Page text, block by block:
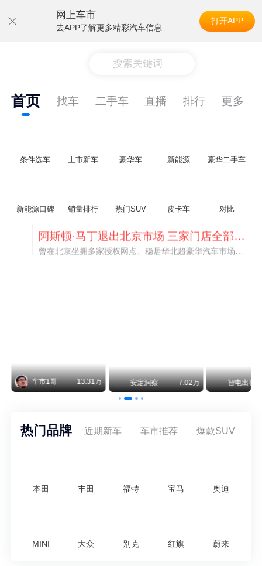
网上车市
去APP了解更多精彩汽车信息
打开APP
搜索关键词
首页 找车 二手车 直播 排行 更多
条件选车 上市新车 豪华车 新能源 豪华二手车
新能源口碑 销量排行 热门SUV 皮卡车 对比
万 智电出行 8.54万 智电出行 8.18万 智电出
热门品牌 近期新车 车市推荐 爆款SUV
本田 丰田 福特 宝马 奥迪
MINI 大众 别克 红旗 蔚来